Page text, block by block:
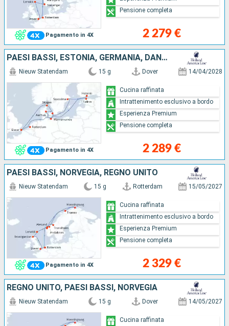
Pagamento in 4X 2 279 €
Pensione completa
PAESI BASSI, ESTONIA, GERMANIA, DANIMARCA, REGNO UNITO, SVEZIA, FINLANDIA
Pagamento in 4X
Nieuw Statendam 15 g Dover 14/04/2028
2 289 €
Cucina raffinata
Intrattenimento esclusivo a bordo
Esperienza Premium
Pensione completa
PAESI BASSI, NORVEGIA, REGNO UNITO
Pagamento in 4X
Nieuw Statendam 15 g Rotterdam 15/05/2027
2 329 €
Cucina raffinata
Intrattenimento esclusivo a bordo
Esperienza Premium
Pensione completa
REGNO UNITO, PAESI BASSI, NORVEGIA
Nieuw Statendam 15 g Dover 14/05/2027
Cucina raffinata